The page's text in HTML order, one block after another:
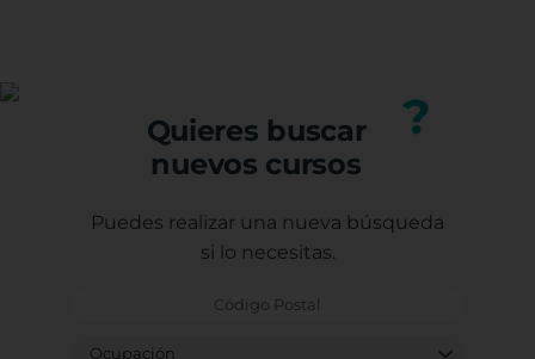
Quieres buscar
nuevos cursos
?
Puedes realizar una nueva búsqueda
si lo necesitas.